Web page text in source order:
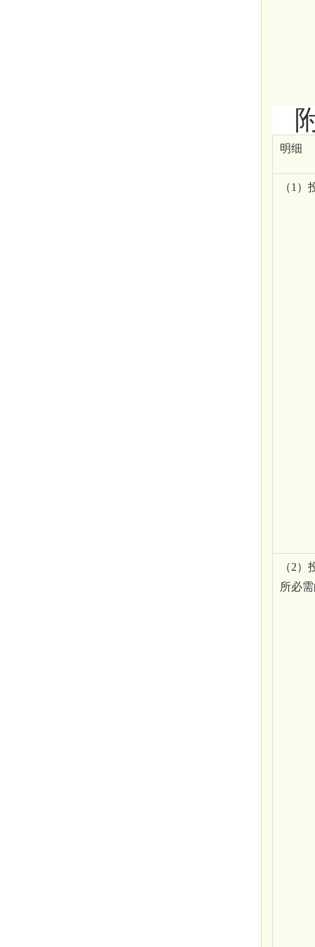
明细
（1）
（2）
所必